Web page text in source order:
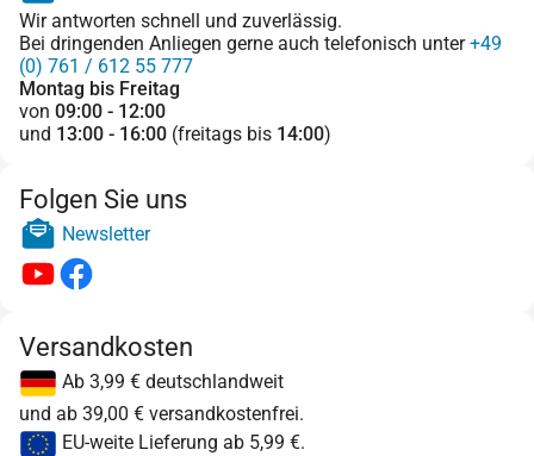
Wir antworten schnell und zuverlässig.
Bei dringenden Anliegen gerne auch telefonisch unter+49
(0) 761 / 612 55 777
Montag bis Freitag
von 09:00 - 12:00
und 13:00 - 16:00 (freitags bis 14:00)
Folgen Sie uns
Newsletter
Versandkosten
Ab 3,99 € deutschlandweit
und ab 39,00 € versandkostenfrei.
EU-weite Lieferung ab 5,99 €.